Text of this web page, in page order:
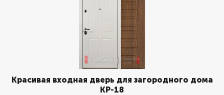
Красивая входная дверь для загородного дома
КР-18